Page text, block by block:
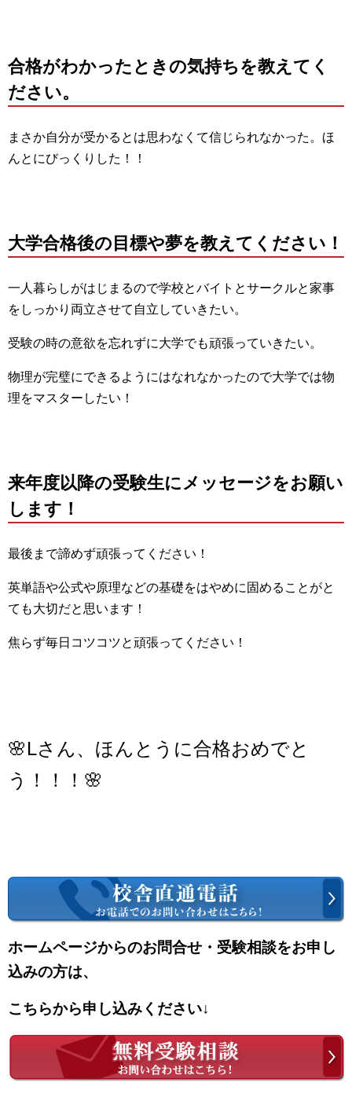
合格がわかったときの気持ちを教えてく
ださい。
まさか自分が受かるとは思わなくて信じられなかった。ほ
んとにびっくりした！！
大学合格後の目標や夢を教えてください！
一人暮らしがはじまるので学校とバイトとサークルと家事
をしっかり両立させて自立していきたい。
受験の時の意欲を忘れずに大学でも頑張っていきたい。
物理が完璧にできるようにはなれなかったので大学では物
理をマスターしたい！
来年度以降の受験生にメッセージをお願い
します！
最後まで諦めず頑張ってください！
英単語や公式や原理などの基礎をはやめに固めることがと
ても大切だと思います！
焦らず毎日コツコツと頑張ってください！
🌸Lさん、ほんとうに合格おめでと
う！！！🌸
ホームページからのお問合せ・受験相談をお申し
込みの方は、
こちらから申し込みください↓